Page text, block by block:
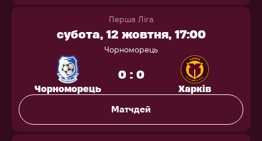
Перша Ліга
субота, 12 жовтня, 17:00
Чорноморець
Чорноморець
0 : 0
Харків
Матчдей